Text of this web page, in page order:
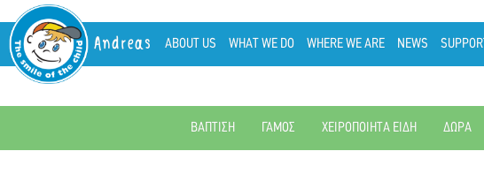
Andreas ABOUT US WHAT WE DO WHERE WE ARE NEWS
ΒΑΠΤΙΣΗ ΓΑΜΟΣ ΧΕΙΡΟΠΟΙΗΤΑ ΕΙΔΗ ΔΩΡΑ